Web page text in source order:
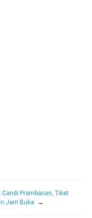
Candi Prambanan, Tiket
Jam Buka
→